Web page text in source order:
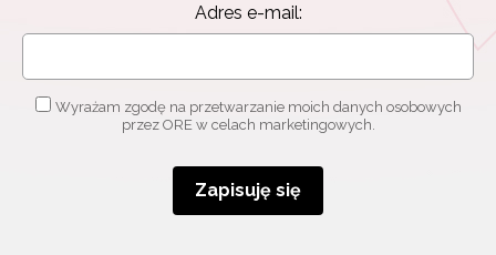
Adres e-mail:
Wyrażam zgodę na przetwarzanie moich danych osobowych
przez ORE w celach marketingowych.
Zapisuję się